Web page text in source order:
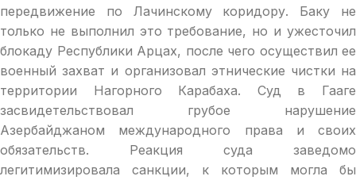
передвижение по Лачинскому коридору. Баку не
только не выполнил это требование, но и ужесточил
блокаду Республики Арцах, после чего осуществил ее
военный захват и организовал этнические чистки на
территории Нагорного Карабаха. Суд в Гааге
засвидетельствовал грубое нарушение
Азербайджаном международного права и своих
обязательств. Реакция суда заведомо
легитимизировала санкции, к которым могла бы